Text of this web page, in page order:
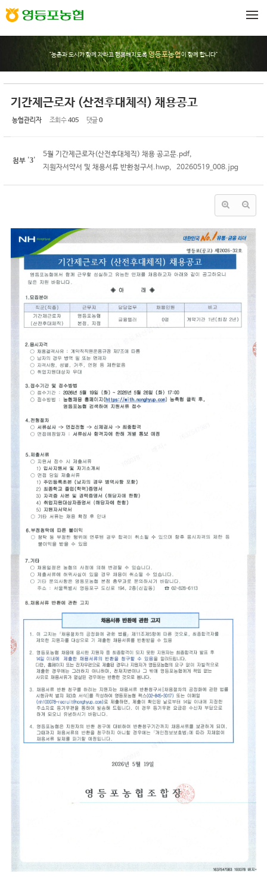
"농촌과 도시가 함께 자라고 행복해지도록영등포농협이 함께 합니다"
기간제근로자 (산전후대체직) 채용공고
농협관리자 조회 수405 댓글0
첨부 '3'
5월 기간제근로자(산전후대체직) 채용 공고문.pdf,
지원자서약서 및 채용서류 반환청구서.hwp, 20260519_008.jpg